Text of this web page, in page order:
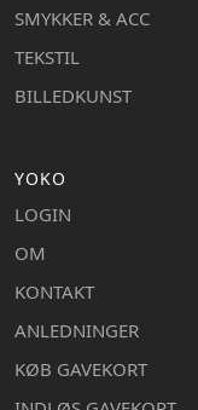
SMYKKER & ACC
TEKSTIL
BILLEDKUNST
YOKO
LOGIN
OM
KONTAKT
ANLEDNINGER
KØB GAVEKORT